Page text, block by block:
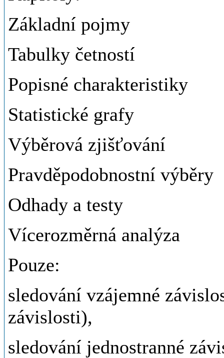
Základní pojmy
Tabulky četností
Popisné charakteristiky
Statistické grafy
Výběrová zjišťování
Pravděpodobnostní výběry
Odhady a testy
Vícerozměrná analýza
Pouze:
sledování vzájemné
závislosti),
sledování jednostranné